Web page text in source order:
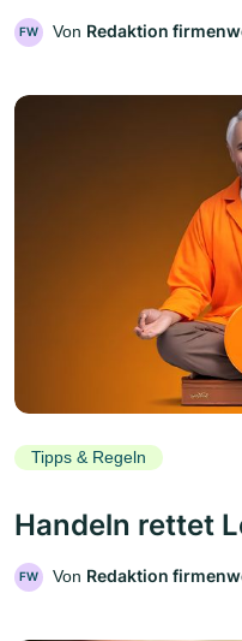
FW Von Redaktion
Tipps & Regeln
Handeln rettet
FW Von Redaktion